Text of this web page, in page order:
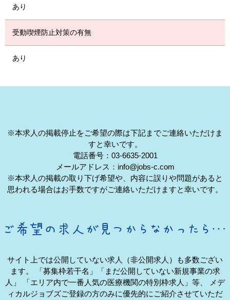
あり
受動喫煙防止対策の有無
あり
※本求人の掲載停止をご希望の際は下記までご連絡いただけま
すと幸いです。
電話番号：03-6635-2001
メールアドレス：info@jobs-c.com
※本求人の掲載の取り下げ希望や、内容に誤りや問題があると
思われる場合はお手数ですがご連絡いただけますと幸いです。
サイト上では公開していない求人（非公開求人）も多数ござい
ます。
「募集枠若干名」「まだ公開していない新規事業の求
人」
「エリア内で一番人気の医療機関の特別枠求人」等、
メデ
ィカルジョブズご登録の方のみに優先的にご紹介させていただ